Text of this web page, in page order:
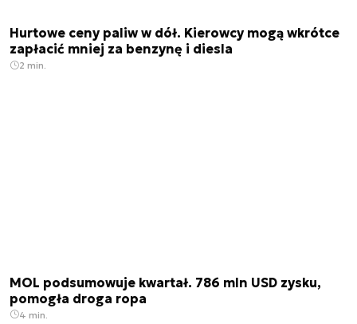
Hurtowe ceny paliw w dół. Kierowcy mogą wkrótce
zapłacić mniej za benzynę i diesla
2 min.
MOL podsumowuje kwartał. 786 mln USD zysku,
pomogła droga ropa
4 min.